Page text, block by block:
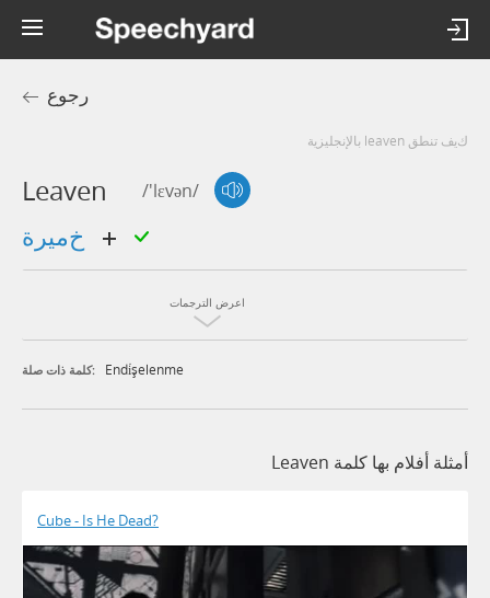
رجوع
كيف تنطق leaven بالإنجليزية
Leaven /'lɛvən/
اعرض الترجمات
كلمة ذات صلة: Endi̇şelenme
أمثلة أفلام بها كلمة Leaven
Cube - Is He Dead?